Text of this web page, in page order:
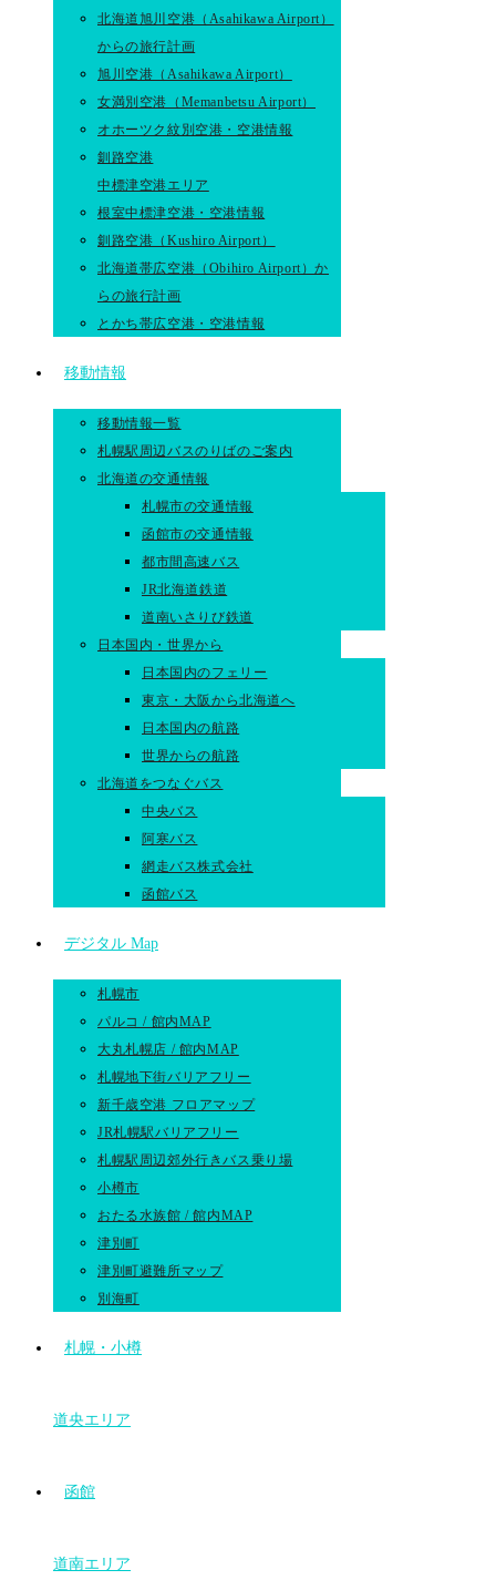
北海道旭川空港（Asahikawa Airport）
からの旅行計画
旭川空港（Asahikawa Airport）
女満別空港（Memanbetsu Airport）
オホーツク紋別空港・空港情報
釧路空港
中標津空港エリア
根室中標津空港・空港情報
釧路空港（Kushiro Airport）
北海道帯広空港（Obihiro Airport）か
らの旅行計画
とかち帯広空港・空港情報
移動情報
移動情報一覧
札幌駅周辺バスのりばのご案内
北海道の交通情報
札幌市の交通情報
函館市の交通情報
都市間高速バス
JR北海道鉄道
道南いさりび鉄道
日本国内・世界から
日本国内のフェリー
東京・大阪から北海道へ
日本国内の航路
世界からの航路​
北海道をつなぐバス
中央バス
阿寒バス
網走バス株式会社
函館バス
デジタル Map
札幌市
パルコ / 館内MAP
大丸札幌店 / 館内MAP
札幌地下街バリアフリー
新千歳空港 フロアマップ
JR札幌駅バリアフリー
札幌駅周辺郊外行きバス乗り場
小樽市
おたる水族館 / 館内MAP
津別町
津別町避難所マップ
別海町
札幌・小樽
道央エリア
函館
道南エリア